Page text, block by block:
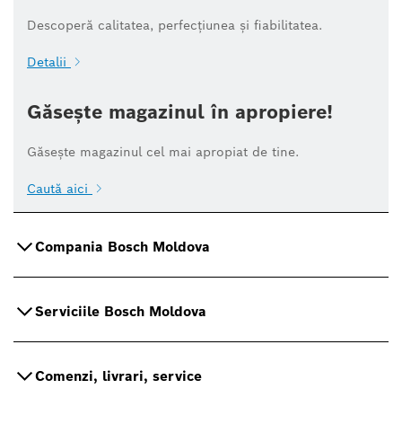
Descoperă calitatea, perfecțiunea și fiabilitatea.
Detalii
Găsește magazinul în apropiere!
Găsește magazinul cel mai apropiat de tine.
Caută aici
Compania Bosch Moldova
Serviciile Bosch Moldova
Comenzi, livrari, service